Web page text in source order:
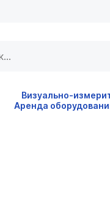
Визуально-
Аренда